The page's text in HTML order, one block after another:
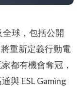
全球，包括公開
重新定義行動電
都有機會奪冠，
與 ESL Gaming